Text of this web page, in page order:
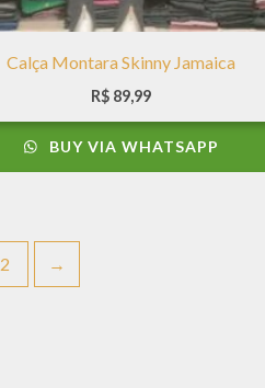
Calça Montara Skinny Jamaica
R$ 89,99
BUY VIA WHATSAPP
2 →